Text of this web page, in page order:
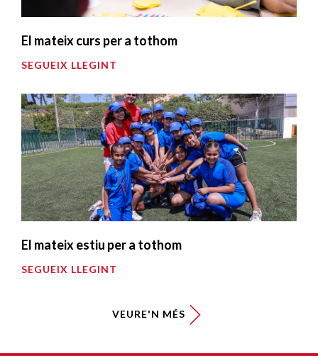
El mateix curs per a tothom
SEGUEIX LLEGINT
El mateix estiu per a tothom
SEGUEIX LLEGINT
VEURE'N MÉS